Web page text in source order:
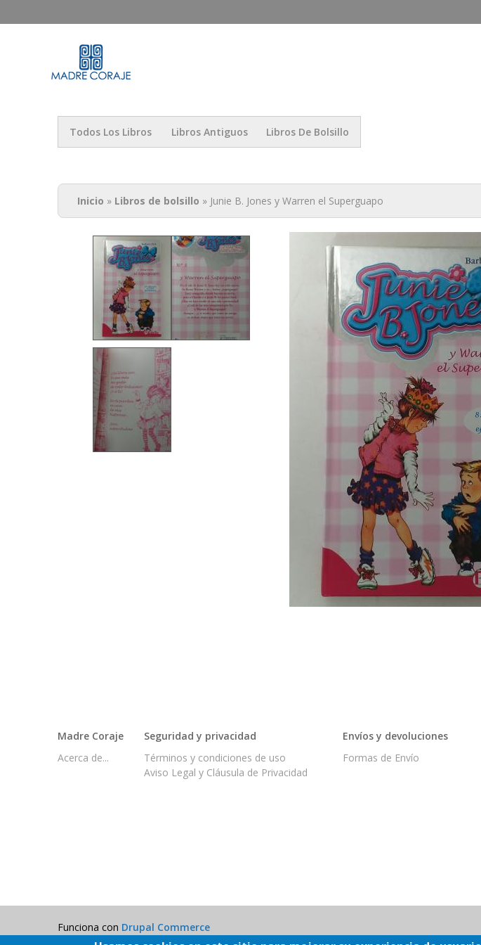
contenido
Todos Los Libros Libros Antiguos Libros De Bolsillo
Usted está aquí
Inicio » Libros de bolsillo » Junie B. Jones y Warren el Superguapo
Madre Coraje
Acerca de...
Seguridad y privacidad
Términos y condiciones de uso
Aviso Legal y Cláusula de Privacidad
Envíos y devoluciones
Formas de Envío
Funciona con Drupal Commerce